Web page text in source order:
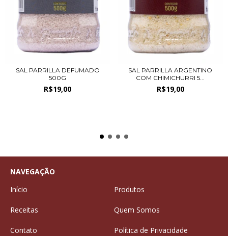
SAL PARRILLA DEFUMADO
500G
R$19,00
SAL PARRILLA ARGENTINO
COM CHIMICHURRI 5...
R$19,00
NAVEGAÇÃO
Início
Produtos
Receitas Quem Somos
Contato Política de Privacidade